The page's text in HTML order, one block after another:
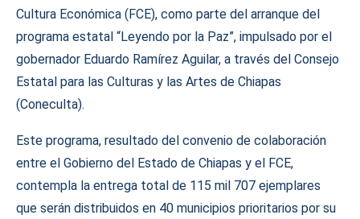
Cultura Económica (FCE), como parte del arranque del
programa estatal “Leyendo por la Paz”, impulsado por el
gobernador Eduardo Ramírez Aguilar, a través del Consejo
Estatal para las Culturas y las Artes de Chiapas
(Coneculta).
Este programa, resultado del convenio de colaboración
entre el Gobierno del Estado de Chiapas y el FCE,
contempla la entrega total de 115 mil 707 ejemplares
que serán distribuidos en 40 municipios prioritarios por su